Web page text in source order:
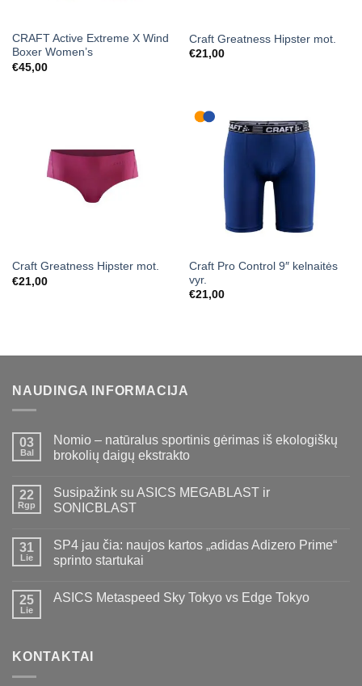
CRAFT Active Extreme X Wind
Boxer Women’s
€45,00
Craft Greatness Hipster mot.
€21,00
Craft Greatness Hipster mot.
€21,00
Craft Pro Control 9″ kelnaitės
vyr.
€21,00
NAUDINGA INFORMACIJA
03
Bal
Nomio – natūralus sportinis gėrimas iš ekologiškų
brokolių daigų ekstrakto
22
Rgp
Susipažink su ASICS MEGABLAST ir
SONICBLAST
31
Lie
SP4 jau čia: naujos kartos „adidas Adizero Prime“
sprinto startukai
25
Lie
ASICS Metaspeed Sky Tokyo vs Edge Tokyo
KONTAKTAI